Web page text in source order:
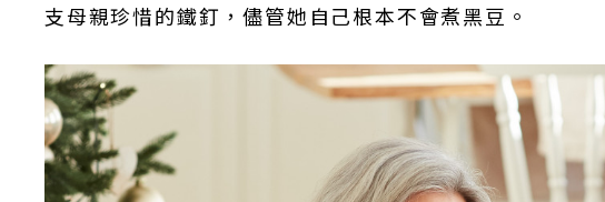
支母親珍惜的鐵釘，儘管她自己根本不會煮黑豆。